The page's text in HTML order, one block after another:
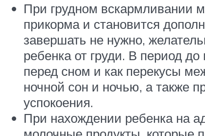
При грудном вскармливании
прикорма и становится
завершать не нужно,
ребенка от груди. В период
перед сном и как перекусы
ночной сон и ночью, а также
успокоения.
При нахождении ребенка на